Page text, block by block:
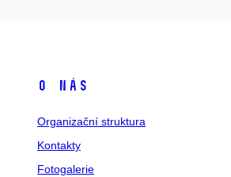
O nás
Organizační struktura
Kontakty
Fotogalerie